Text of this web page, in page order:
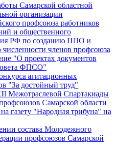
Самарской областной
организации
профсоюза работников
и общественного
РФ по созданию ППО и
членов профсоюза
"О проектах документов
ФПСО"
агитационных
"За достойный труд"
Межотраслевой Спартакиады
Самарской области
газету "Народная трибуна" на
состава Молодежного
профсоюзов Самарской